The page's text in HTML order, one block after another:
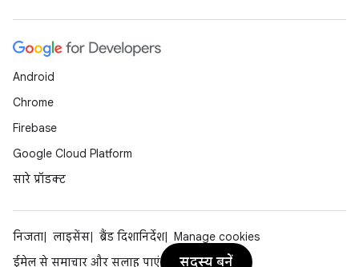
Android
Chrome
Firebase
Google Cloud Platform
सारे प्रॉडक्ट
निजता लाइसेंस ब्रैंड दिशानिर्देश
Manage cookies
ईमेल से समाचार और सलाह पाएं
सदस्य बनें